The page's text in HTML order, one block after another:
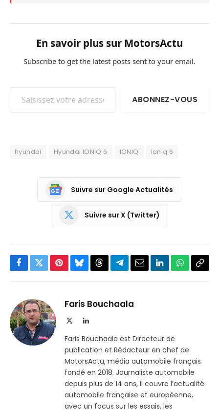
En savoir plus sur MotorsActu
Subscribe to get the latest posts sent to your email.
Saisissez votre adresse e-mail…
ABONNEZ-VOUS
hyundai Hyundai IONIQ 6 IONIQ Ioniq 6
Suivre sur Google Actualités
Suivre sur X (Twitter)
Facebook
TwitterPinterestBlueskyThreadsPartager
Telegram
EmailLinkedInWhatsApp
Faris Bouchaala
LinkedIn
Faris Bouchaala est Directeur de
publication et Rédacteur en chef de
MotorsActu, média automobile français
fondé en 2018. Journaliste automobile
depuis plus de 14 ans, il couvre l’actualité
automobile française et européenne,
avec un focus sur les essais, les